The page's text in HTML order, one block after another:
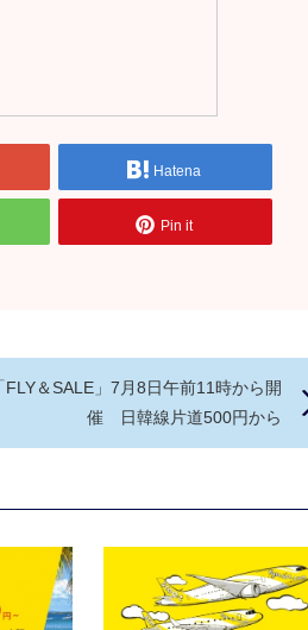
Hatena
Pin it
FLY＆SALE」7月8日午前11時から開
催 日韓線片道500円から